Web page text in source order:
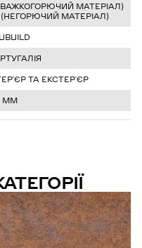
(ВАЖКОГОРЮЧИЙ МАТЕРІАЛ)
(НЕГОРЮЧИЙ МАТЕРІАЛ)
ТА ЕКСТЕРʼЄР
ММ